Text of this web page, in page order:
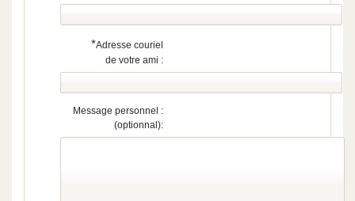
*Adresse couriel
de votre ami :
Message personnel :
(optionnal):